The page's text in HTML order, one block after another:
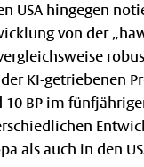
USA hingegen
von der
KI-getriebenen
10 BP im
als auch in den